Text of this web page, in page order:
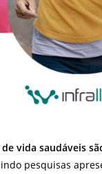
vida saudáveis
pesquisas